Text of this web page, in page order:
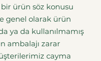
ürün söz konusu
genel olarak ürün
ya da kullanılmamış
ambalajı zarar
cayma